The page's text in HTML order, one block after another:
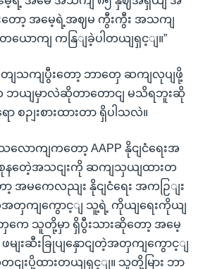
းတော့ အမေ့ရဲ့အဈမ ကွီးကွီး အသကျ
ောကျ ကနြျခဲ့ပါတယျရှင့ျ။”
ျသကျပွီးတော့ ဘာတှေ ဆကျလုပျဖို့
ခုက ဘယျမှာလဲဆိုတာတောငျ မသိရဘူးဆို
စဉျးစားထားတာ ရှိပါသလဲ။
ောကျကတော့ AAPP နိုငျငံရေးအ
ပွုစုနတေဲ့အသငျးကို ဆကျသှယျထားတ
အမကေလညျး နိုငျငံရေး အကဉြျး
တှကျကွောင့ျ သူ့ရဲ့ ကိုယျရေးကိုယျ
ေ သူတို့မှာ ရှိပွီးသားဆိုတော့ အမေ့
မျးဆီးခြုပျနှောငျတဲ့အတှကျကွောင့ျ
ျးပို့ထားတယျရှင့ျ။ သူတို့မြား ဘာ